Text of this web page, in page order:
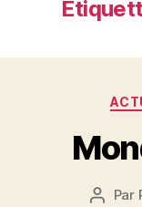
Auteur
Par